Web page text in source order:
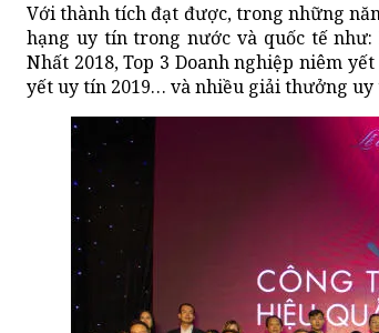
Với thành tích đạt được, trong những
hạng uy tín trong nước và quốc tế như:
Nhất 2018, Top 3 Doanh nghiệp niêm
yết uy tín 2019… và nhiều giải thưởng uy